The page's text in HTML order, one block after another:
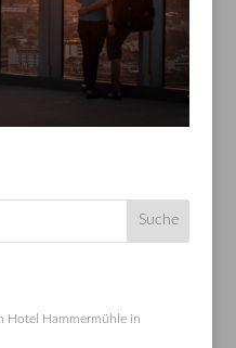
Hotel Hammermühle in